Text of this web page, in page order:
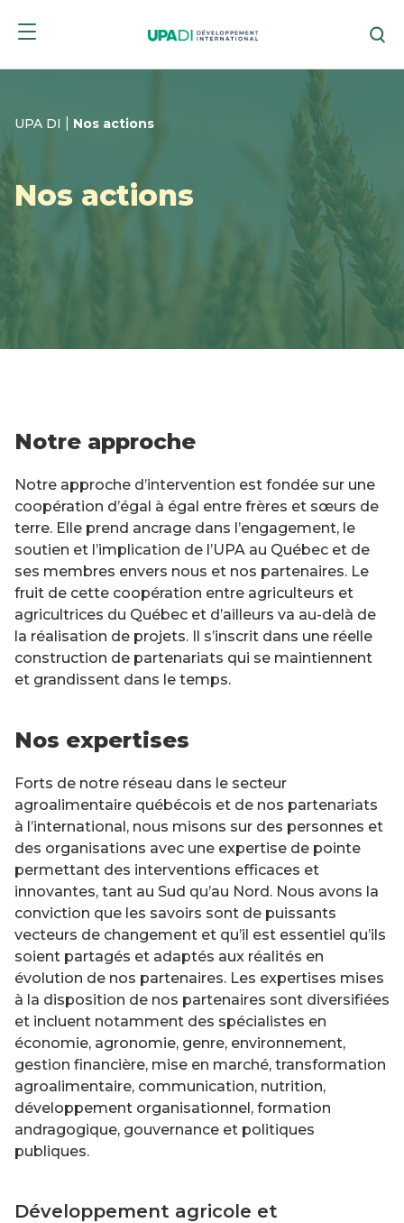
to
to
UPA DI Nos actions
Nos actions
Notre approche
Notre approche d’intervention est fondée sur une
coopération d’égal à égal entre frères et sœurs de
terre. Elle prend ancrage dans l’engagement, le
soutien et l’implication de l’UPA au Québec et de
ses membres envers nous et nos partenaires. Le
fruit de cette coopération entre agriculteurs et
agricultrices du Québec et d’ailleurs va au-delà de
la réalisation de projets. Il s’inscrit dans une réelle
construction de partenariats qui se maintiennent
et grandissent dans le temps.
Nos expertises
Forts de notre réseau dans le secteur
agroalimentaire québécois et de nos partenariats
à l’international, nous misons sur des personnes et
des organisations avec une expertise de pointe
permettant des interventions efficaces et
innovantes, tant au Sud qu’au Nord. Nous avons la
conviction que les savoirs sont de puissants
vecteurs de changement et qu’il est essentiel qu’ils
soient partagés et adaptés aux réalités en
évolution de nos partenaires. Les expertises mises
à la disposition de nos partenaires sont diversifiées
et incluent notamment des spécialistes en
économie, agronomie, genre, environnement,
gestion financière, mise en marché, transformation
agroalimentaire, communication, nutrition,
développement organisationnel, formation
andragogique, gouvernance et politiques
publiques.
Développement agricole et